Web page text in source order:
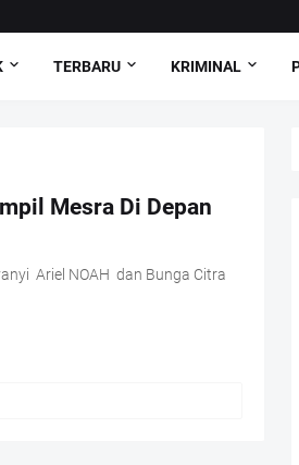
TERBARU KRIMINAL
Mesra Di Depan
Ariel NOAH dan Bunga Citra